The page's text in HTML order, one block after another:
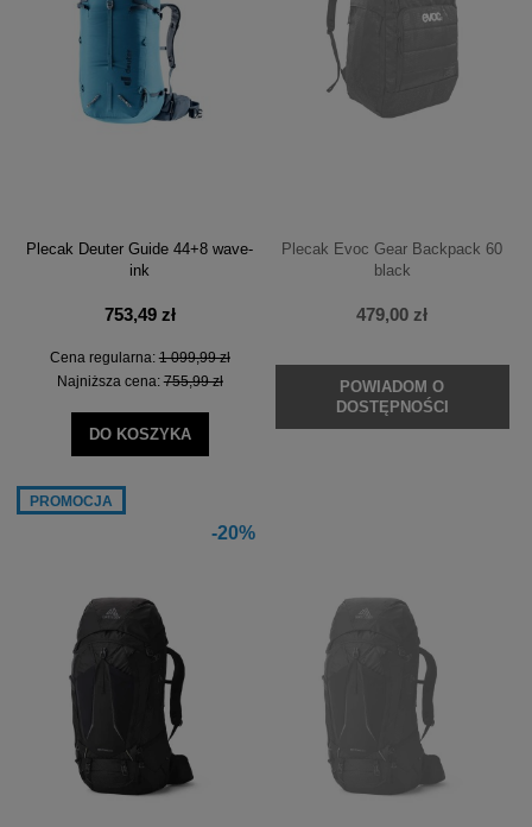
Plecak Deuter Guide 44+8 wave-
ink
753,49 zł
Cena regularna:1 099,99 zł
Najniższa cena:755,99 zł
DO KOSZYKA
Plecak Evoc Gear Backpack 60
black
479,00 zł
POWIADOM O
DOSTĘPNOŚCI
-20%
PROMOCJA